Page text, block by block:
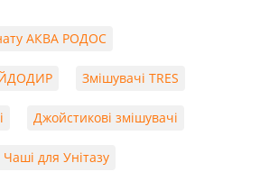
АКВА РОДОС
Змішувачі TRES
Джойстикові змішувачі
Чаші для Унітазу